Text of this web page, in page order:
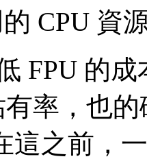
CPU 資
FPU 的
率，也
這之前，